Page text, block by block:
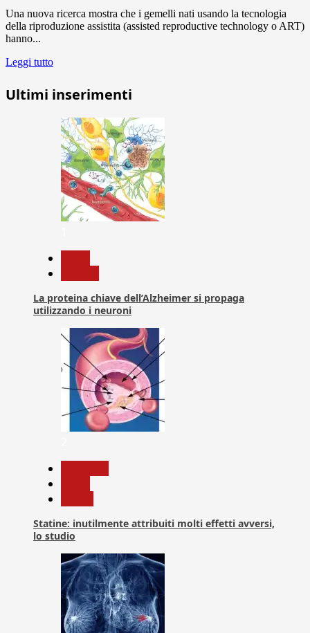
Una nuova ricerca mostra che i gemelli nati usando la tecnologia
della riproduzione assistita (assisted reproductive technology o ART)
hanno...
Leggi tutto
Ultimi inserimenti
La proteina chiave dell’Alzheimer si propaga
utilizzando i neuroni
Statine: inutilmente attribuiti molti effetti avversi,
lo studio